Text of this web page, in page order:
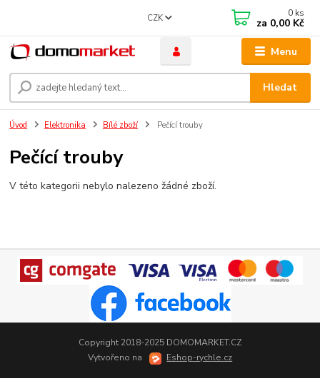
Menu
CZK
Hledat
0 ks
za 0,00 Kč
Úvod Elektronika Bílé zboží Pečící trouby
Pečící trouby
V této kategorii nebylo nalezeno žádné zboží.
Copyright 2018-2025 DOMOMARKET.CZ
Vytvořeno na
Eshop-rychle.cz